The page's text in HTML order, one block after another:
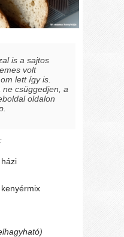
is a sajtos
volt
lett így is.
ne csüggedjen, a
oldalon